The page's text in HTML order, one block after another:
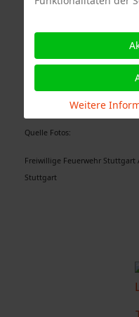
Sonderfahrzeuge
Quelle Fotos:
Freiwillige Feuerwehr
Stuttgart
Weitere